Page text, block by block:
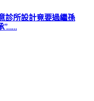
診所設計竟要過繼孫
”……